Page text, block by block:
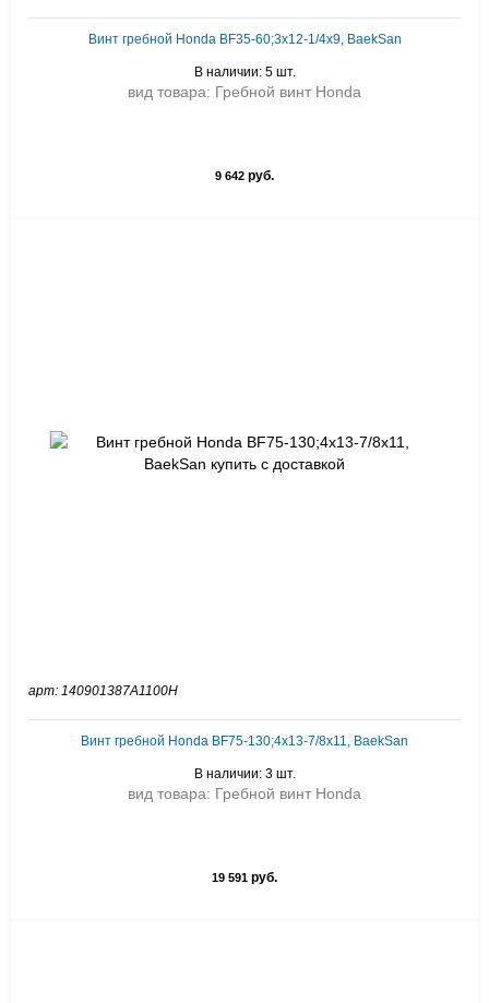
Винт гребной Honda BF35-60;3x12-1/4x9, BaekSan
В наличии: 5 шт.
вид товара: Гребной винт Honda
9 642 руб.
арт: 140901387A1100H
Винт гребной Honda BF75-130;4x13-7/8x11, BaekSan
В наличии: 3 шт.
вид товара: Гребной винт Honda
19 591 руб.